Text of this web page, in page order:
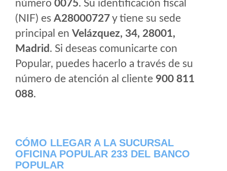
número 0075. Su identificación fiscal
(NIF) es A28000727y tiene su sede
principal en Velázquez, 34, 28001,
Madrid . Si deseas comunicarte con
Popular, puedes hacerlo a través de su
número de atención al cliente 900 811
088.
CÓMO LLEGAR A LA SUCURSAL
OFICINA POPULAR 233 DEL BANCO
POPULAR